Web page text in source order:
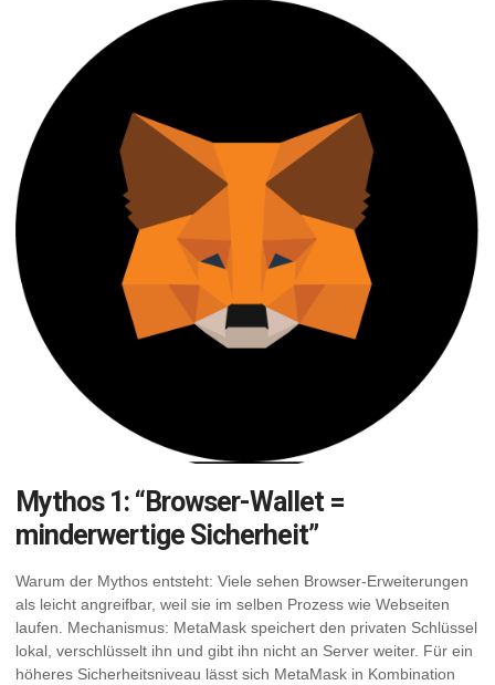
Mythos 1: “Browser-Wallet =
minderwertige Sicherheit”
Warum der Mythos entsteht: Viele sehen Browser-Erweiterungen
als leicht angreifbar, weil sie im selben Prozess wie Webseiten
laufen. Mechanismus: MetaMask speichert den privaten Schlüssel
lokal, verschlüsselt ihn und gibt ihn nicht an Server weiter. Für ein
höheres Sicherheitsniveau lässt sich MetaMask in Kombination